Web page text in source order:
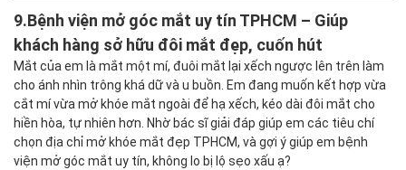
9.Bệnh viện mở góc mắt uy tín TPHCM – Giúp
khách hàng sở hữu đôi mắt đẹp, cuốn hút
Mắt của em là mắt một mí, đuôi mắt lại xếch ngược lên trên làm
cho ánh nhìn trông khá dữ và u buồn. Em đang muốn kết hợp vừa
cắt mí vừa mở khóe mắt ngoài để hạ xếch, kéo dài đôi mắt cho
hiền hòa, tự nhiên hơn. Nhờ bác sĩ giải đáp giúp em các tiêu chí
chọn địa chỉ mở khóe mắt đẹp TPHCM, và gợi ý giúp em bệnh
viện mở góc mắt uy tín, không lo bị lộ sẹo xấu ạ?